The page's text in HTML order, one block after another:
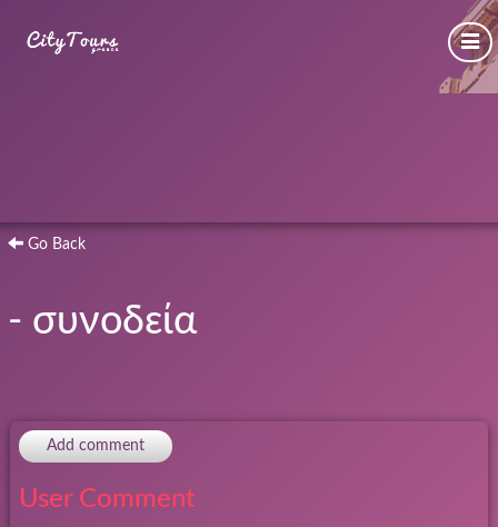
Go Back
- συνοδεία
Add comment
User Comment